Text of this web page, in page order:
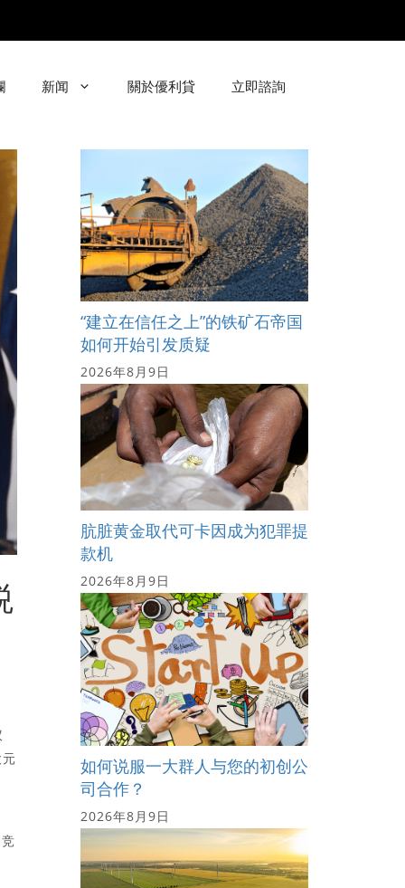
新闻 關於優利貸 立即諮詢
“建立在信任之上”的铁矿石帝国
如何开始引发质疑
2026年8月9日
肮脏黄金取代可卡因成为犯罪提
款机
2026年8月9日
如何说服一大群人与您的初创公
司合作？
2026年8月9日